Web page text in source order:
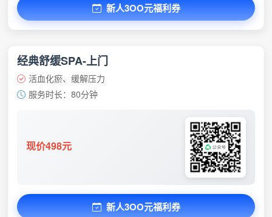
新人3OO元福利券
经典舒缓SPA-上门
活血化瘀、缓解压力
服务时长：80分钟
现价498元
新人3OO元福利券